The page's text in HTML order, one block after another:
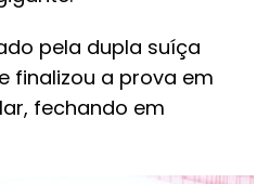
pela dupla suíça
finalizou a prova em
fechando em